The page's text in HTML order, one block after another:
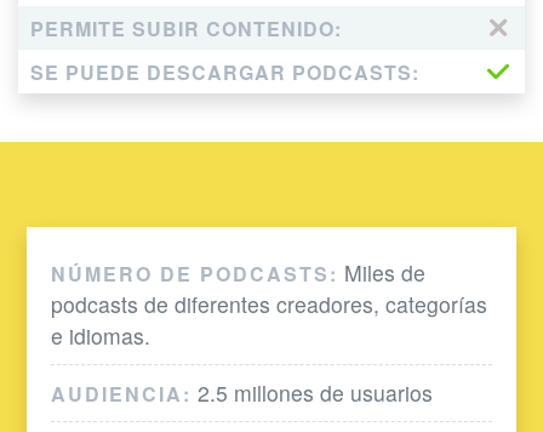
PERMITE SUBIR CONTENIDO:
SE PUEDE DESCARGAR PODCASTS:
NÚMERO DE PODCASTS: Miles de
podcasts de diferentes creadores, categorías
e idiomas.
AUDIENCIA: 2.5 millones de usuarios